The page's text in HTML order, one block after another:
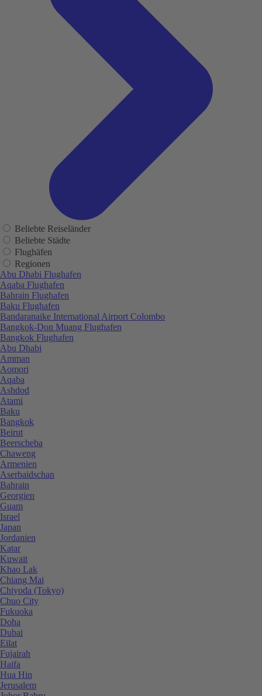
Beliebte Reiseländer
Beliebte Städte
Flughäfen
Regionen
Abu Dhabi Flughafen
Aqaba Flughafen
Bahrain Flughafen
Baku Flughafen
Bandaranaike International Airport Colombo
Bangkok-Don Muang Flughafen
Bangkok Flughafen
Abu Dhabi
Amman
Aomori
Aqaba
Ashdod
Atami
Baku
Bangkok
Beirut
Beerscheba
Chaweng
Armenien
Aserbaidschan
Bahrain
Georgien
Guam
Israel
Japan
Jordanien
Katar
Kuwait
Khao Lak
Chiang Mai
Chiyoda (Tokyo)
Chuo City
Fukuoka
Doha
Dubai
Eilat
Fujairah
Haifa
Hua Hin
Jerusalem